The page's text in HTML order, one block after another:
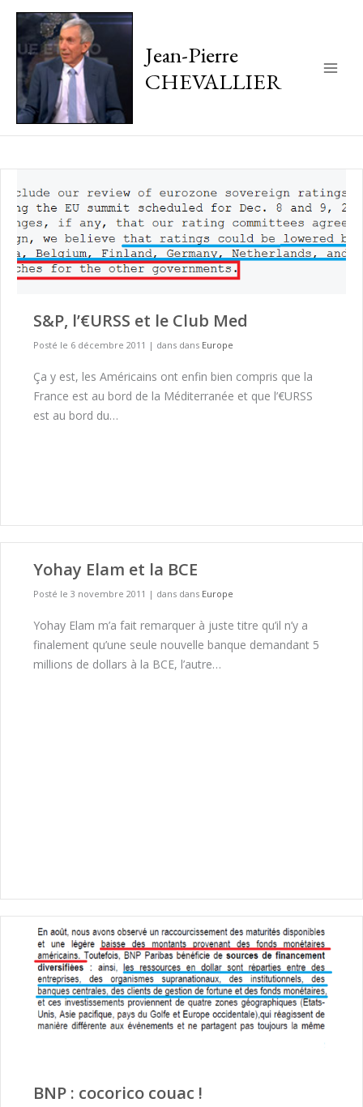
Jean-Pierre
CHEVALLIER
S&P, l’€URSS et le Club Med
Posté le 6 décembre 2011 | dans dans Europe
Ça y est, les Américains ont enfin bien compris que la
France est au bord de la Méditerranée et que l’€URSS
est au bord du…
Yohay Elam et la BCE
Posté le 3 novembre 2011 | dans dans Europe
Yohay Elam m’a fait remarquer à juste titre qu’il n’y a
finalement qu’une seule nouvelle banque demandant 5
millions de dollars à la BCE, l’autre…
BNP : cocorico couac !